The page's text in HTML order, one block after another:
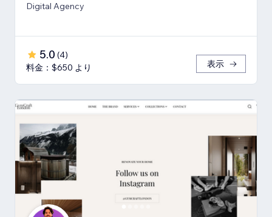
Digital Agency
5.0 (4)
料金：$650 より
表示